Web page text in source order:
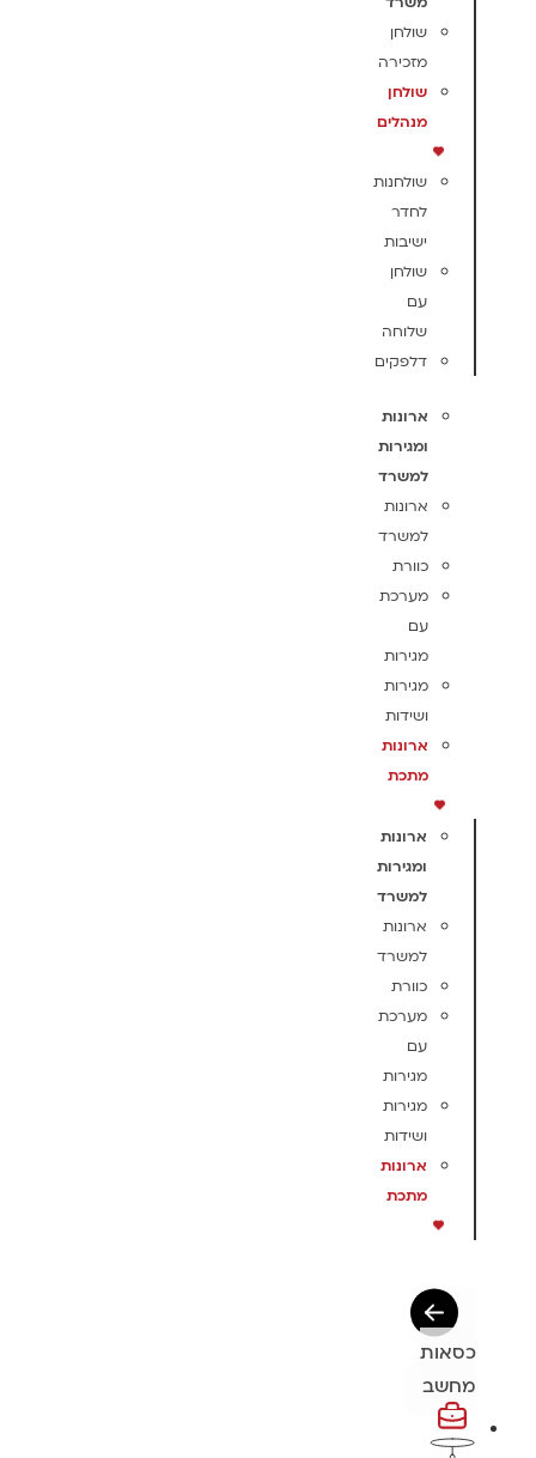
שולחן
מזכירה
שולחן
מנהלים
שולחנות
לחדר
ישיבות
שולחן
עם
שלוחה
דלפקים
ארונות
ומגירות
למשרד
ארונות
למשרד
כוורת
מערכת
עם
מגירות
מגירות
ושידות
ארונות
מתכת
ארונות
ומגירות
למשרד
ארונות
למשרד
כוורת
מערכת
עם
מגירות
מגירות
ושידות
ארונות
מתכת
כסאות
מחשב